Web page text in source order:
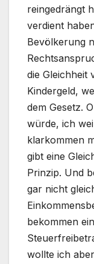
reingedrängt
verdient
Bevölkerung
die Gleichheit
Kindergeld,
dem Gesetz.
würde, ich
klarkommen
gibt eine
Prinzip. Und
gar nicht
bekommen
wollte ich